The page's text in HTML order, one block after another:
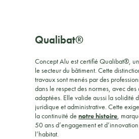
Qualibat®
Concept Alu est certifié Qualibat®,
le secteur du bâtiment. Cette
travaux sont menés par des
dans le respect des normes, avec des
adaptées. Elle valide aussi la solidité
juridique et administrative. Cette
la continuité denotre histoire,
50 ans d’engagement et
l’habitat.